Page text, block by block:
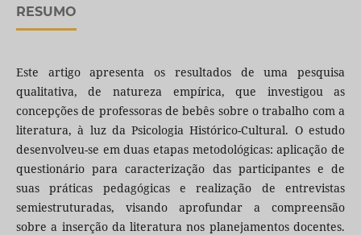
RESUMO
Este artigo apresenta os resultados de uma pesquisa
qualitativa, de natureza empírica, que investigou as
concepções de professoras de bebês sobre o trabalho com a
literatura, à luz da Psicologia Histórico-Cultural. O estudo
desenvolveu-se em duas etapas metodológicas: aplicação de
questionário para caracterização das participantes e de
suas práticas pedagógicas e realização de entrevistas
semiestruturadas, visando aprofundar a compreensão
sobre a inserção da literatura nos planejamentos docentes.